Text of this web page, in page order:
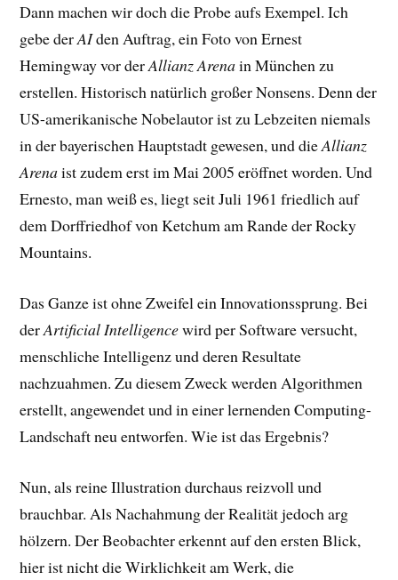
Dann machen wir doch die Probe aufs Exempel. Ich
gebe derAIden Auftrag, ein Foto von Ernest
Hemingway vor derAllianz Arenain München zu
erstellen. Historisch natürlich großer Nonsens. Denn der
US-amerikanische Nobelautor ist zu Lebzeiten niemals
in der bayerischen Hauptstadt gewesen, und dieAllianz
Arenaist zudem erst im Mai 2005 eröffnet worden. Und
Ernesto, man weiß es, liegt seit Juli 1961 friedlich auf
dem Dorffriedhof von Ketchum am Rande der Rocky
Mountains.
Das Ganze ist ohne Zweifel ein Innovationssprung. Bei
derArtificial Intelligencewird per Software versucht,
menschliche Intelligenz und deren Resultate
nachzuahmen. Zu diesem Zweck werden Algorithmen
erstellt, angewendet und in einer lernenden Computing-
Landschaft neu entworfen. Wie ist das Ergebnis?
Nun, als reine Illustration durchaus reizvoll und
brauchbar. Als Nachahmung der Realität jedoch arg
hölzern. Der Beobachter erkennt auf den ersten Blick,
hier ist nicht die Wirklichkeit am Werk, die